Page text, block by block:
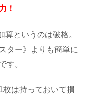
！
算というのは破格。
ター》よりも簡単に
す。
枚は持っておいて損